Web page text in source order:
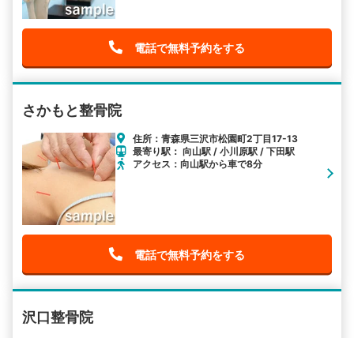
電話で無料予約をする
さかもと整骨院
住所：青森県三沢市松園町2丁目17-13
最寄り駅： 向山駅 / 小川原駅 / 下田駅
アクセス：向山駅から車で8分
電話で無料予約をする
沢口整骨院